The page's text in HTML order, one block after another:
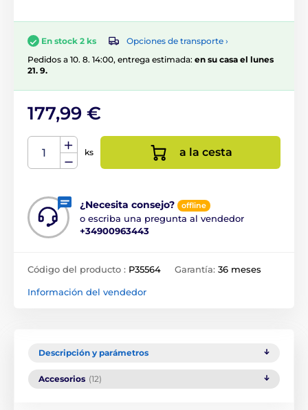
En stock 2 ks
Opciones de transporte ›
Pedidos a 10. 8. 14:00, entrega estimada: en su casa el lunes
21. 9.
177,99 €
ks a la cesta
¿Necesita consejo? offline
o escriba una pregunta al vendedor
+34900963443
Código del producto : P35564 Garantía: 36 meses
Información del vendedor
Descripción y parámetros
Accesorios (12)